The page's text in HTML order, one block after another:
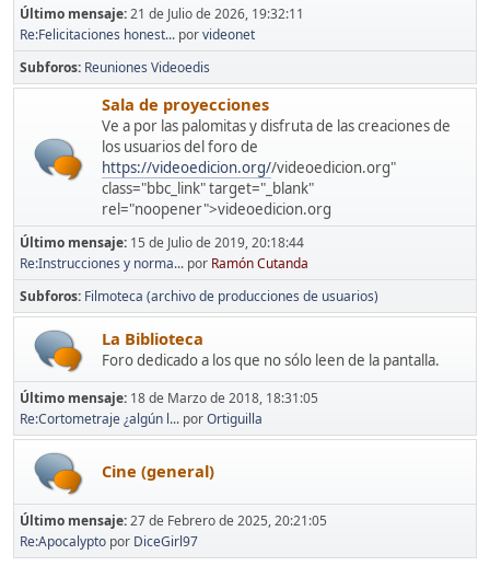
Último mensaje:21 de Julio de 2026, 19:32:11
Re:Felicitaciones honest... porvideonet
Subforos Reuniones Videoedis
Sala de proyecciones
Ve a por las palomitas y disfruta de las creaciones de
los usuarios del foro de
https://videoedicion.org//videoedicion.org"
class="bbc_link" target="_blank"
rel="noopener">videoedicion.org
Último mensaje: 15 de Julio de 2019, 20:18:44
Re:Instrucciones y norma... por Ramón Cutanda
Subforos Filmoteca (archivo de producciones de usuarios)
La Biblioteca
Foro dedicado a los que no sólo leen de la pantalla.
Último mensaje: 18 de Marzo de 2018, 18:31:05
Re:Cortometraje ¿algún l... porOrtiguilla
Cine (general)
Último mensaje:27 de Febrero de 2025, 20:21:05
Re:Apocalypto por DiceGirl97